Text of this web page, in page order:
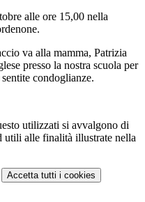
alle ore 15,00 nella
va alla mamma, Patrizia
presso la nostra scuola per
condoglianze.
utilizzati si avvalgono di
utili alle finalità illustrate nella
Accetta tutti i cookies